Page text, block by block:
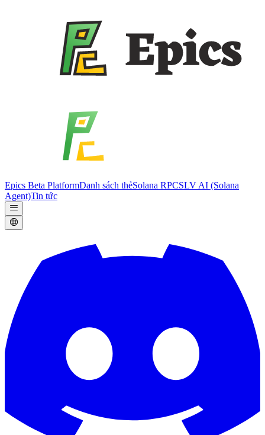
Epics Beta PlatformDanh sách thẻSolana RPCSLV AI (Solana
Agent)Tin tức